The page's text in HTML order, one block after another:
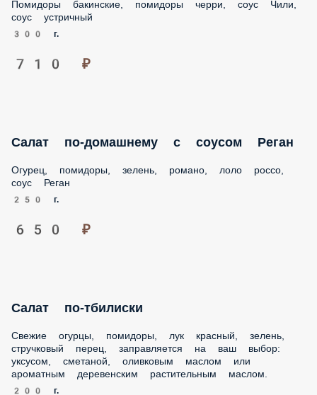
Помидоры бакинские, помидоры черри, соус Чили, соус
устричный
300 г.
710 ₽
Салат по-домашнему с соусом Реган
Огурец, помидоры, зелень, романо, лоло россо, соус Реган
250 г.
стручковый перец, заправляется на ваш выбор: уксусом,
сметаной, оливковым маслом или ароматным деревенским
растительным маслом.
200 г.